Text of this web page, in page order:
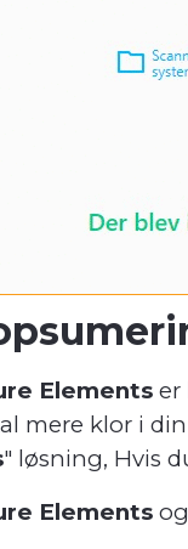
Elements er
mere klor i
" løsning, Hvis
Elements